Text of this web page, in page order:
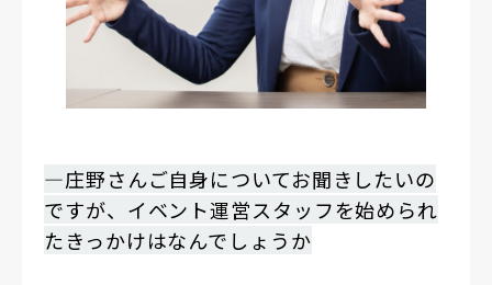
―庄野さんご自身についてお聞きしたいの
ですが、イベント運営スタッフを始められ
たきっかけはなんでしょうか